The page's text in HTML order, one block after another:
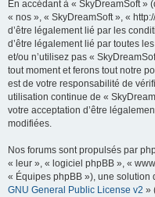
En accédant à « SkyDreamSoft »
« nos », « SkyDreamSoft », «
d’être légalement lié par les
d’être légalement lié par toutes
et/ou n’utilisez pas «
tout moment et ferons tout notre
est de votre responsabilité de
utilisation continue de «
votre acceptation d’être
modifiées.
Nos forums sont propulsés par
« leur », « logiciel phpBB », «
« Équipes phpBB »), une solution
GNU General Public License v2 »